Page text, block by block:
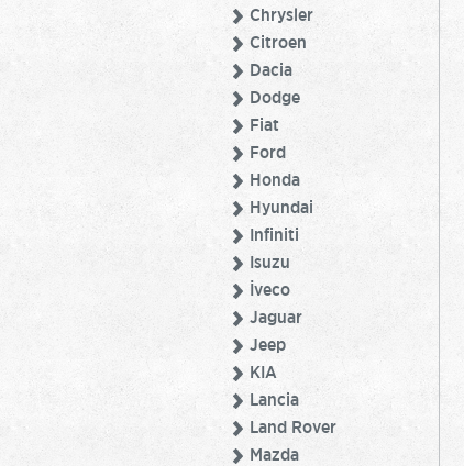
Chrysler
Citroen
Dacia
Dodge
Fiat
Ford
Honda
Hyundai
Infiniti
Isuzu
İveco
Jaguar
Jeep
KIA
Lancia
Land Rover
Mazda